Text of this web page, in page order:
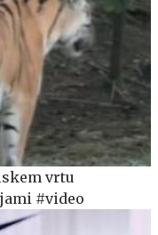
vrtu
#video